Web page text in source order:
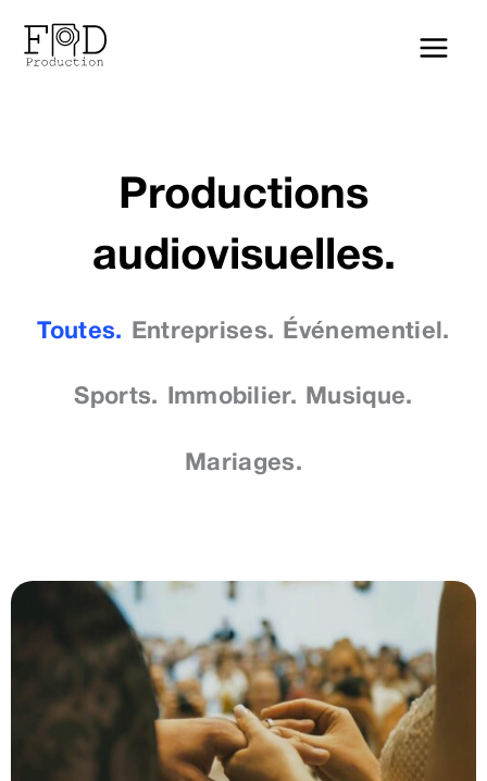
contenu
Productions
audiovisuelles.
Toutes. Entreprises. Événementiel.
Sports. Immobilier. Musique.
Mariages.